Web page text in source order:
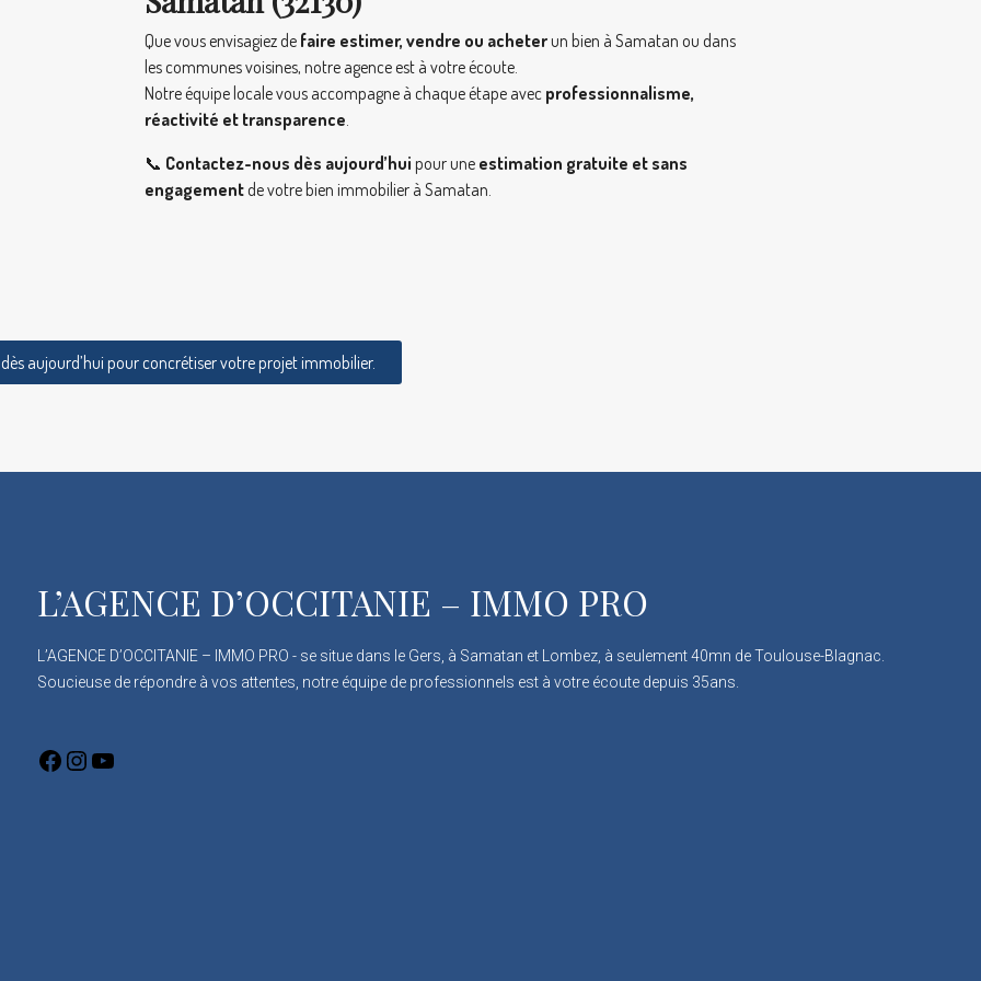
Que vous envisagiez de faire estimer, vendre ou acheterun bien à Samatan ou dans
les communes voisines, notre agence est à votre écoute.
Notre équipe locale vous accompagne à chaque étape avec professionnalisme,
réactivité et transparence
📞 Contactez-nous dès aujourd’hui pour une estimation gratuite et sans
engagementde votre bien immobilier à Samatan.
aujourd’hui pour concrétiser votre projet immobilier.
L’AGENCE D’OCCITANIE – IMMO PRO
L’AGENCE D’OCCITANIE – IMMO PRO - se situe dans le Gers, à Samatan et Lombez, à seulement 40mn de Toulouse-Blagnac.
Soucieuse de répondre à vos attentes, notre équipe de professionnels est à votre écoute depuis 35ans.